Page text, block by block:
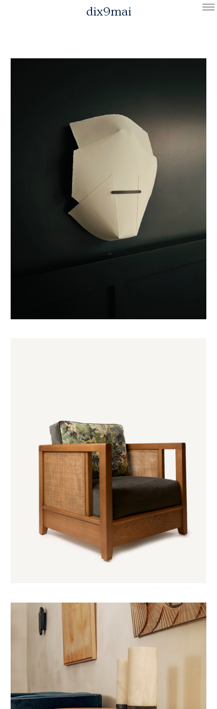
dix9mai